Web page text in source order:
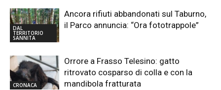
DAL
TERRITORIO
SANNITA
Ancora rifiuti abbandonati sul Taburno,
il Parco annuncia: “Ora fototrappole”
CRONACA
Orrore a Frasso Telesino: gatto
ritrovato cosparso di colla e con la
mandibola fratturata